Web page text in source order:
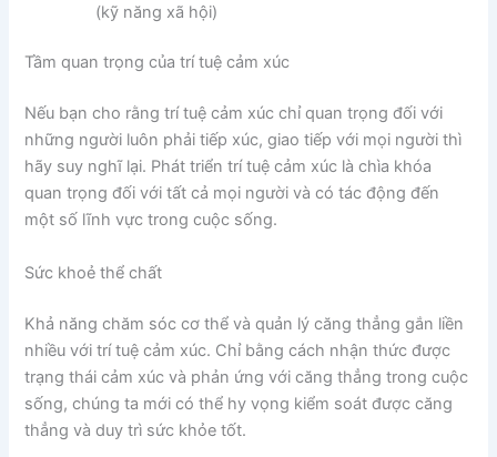
(kỹ năng xã hội)
Tầm quan trọng của trí tuệ cảm xúc
Nếu bạn cho rằng trí tuệ cảm xúc chỉ quan trọng đối với
những người luôn phải tiếp xúc, giao tiếp với mọi người thì
hãy suy nghĩ lại. Phát triển trí tuệ cảm xúc là chìa khóa
quan trọng đối với tất cả mọi người và có tác động đến
một số lĩnh vực trong cuộc sống.
Sức khoẻ thể chất
Khả năng chăm sóc cơ thể và quản lý căng thẳng gắn liền
nhiều với trí tuệ cảm xúc. Chỉ bằng cách nhận thức được
trạng thái cảm xúc và phản ứng với căng thẳng trong cuộc
sống, chúng ta mới có thể hy vọng kiểm soát được căng
thẳng và duy trì sức khỏe tốt.